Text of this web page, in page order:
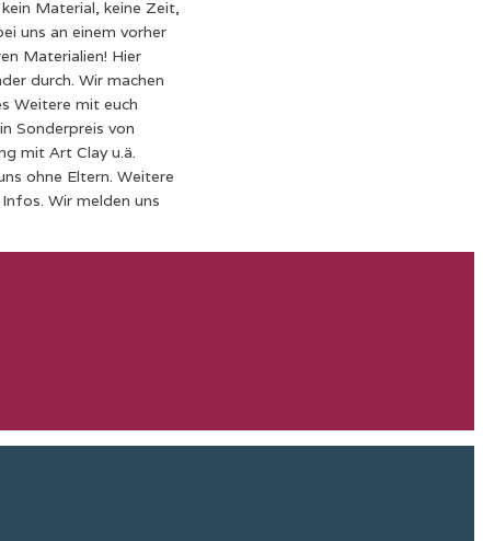
Material, keine Zeit,
uns an einem vorher
Materialien! Hier
durch. Wir machen
Weitere mit euch
Sonderpreis von
mit Art Clay u.ä.
ohne Eltern. Weitere
Wir melden uns